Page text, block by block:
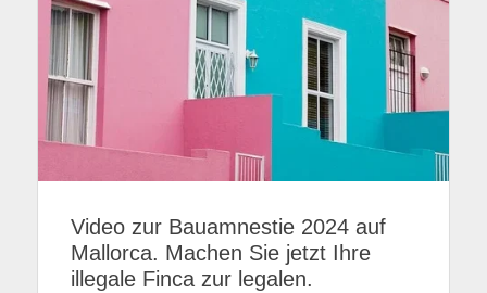
Video zur Bauamnestie 2024 auf
Mallorca. Machen Sie jetzt Ihre
illegale Finca zur legalen.